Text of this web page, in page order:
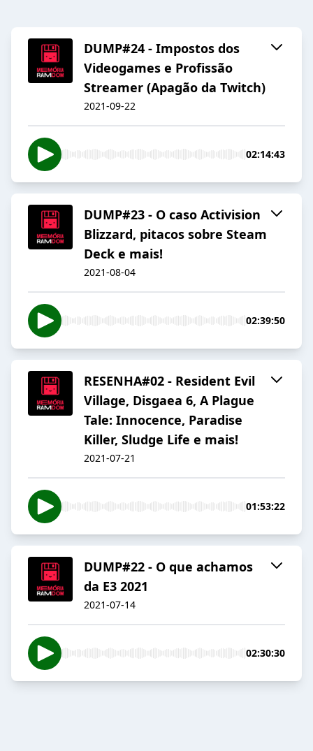
DUMP#24 - Impostos dos
Videogames e Profissão
Streamer (Apagão da Twitch)
2021-09-22
02:14:43
DUMP#23 - O caso Activision
Blizzard, pitacos sobre Steam
Deck e mais!
2021-08-04
02:39:50
RESENHA#02 - Resident Evil
Village, Disgaea 6, A Plague
Tale: Innocence, Paradise
Killer, Sludge Life e mais!
2021-07-21
01:53:22
DUMP#22 - O que achamos
da E3 2021
2021-07-14
02:30:30